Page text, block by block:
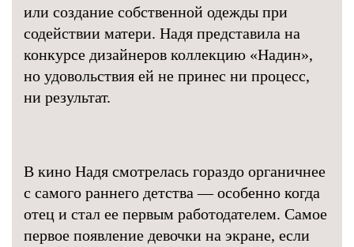
или создание собственной одежды при
содействии матери. Надя представила на
конкурсе дизайнеров коллекцию «Надин»,
но удовольствия ей не принес ни процесс,
ни результат.
В кино Надя смотрелась гораздо органичнее
с самого раннего детства — особенно когда
отец и стал ее первым работодателем. Самое
первое появление девочки на экране, если